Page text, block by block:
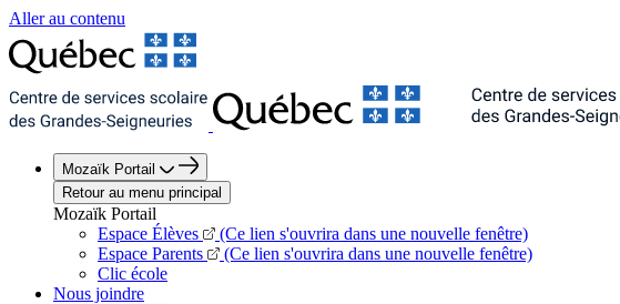
Aller au contenu
Mozaïk Portail
Retour au menu principal
Mozaïk Portail
Espace Élèves
(Ce lien s'ouvrira dans une nouvelle fenêtre)
Espace Parents
(Ce lien s'ouvrira dans une nouvelle fenêtre)
Clic école
Nous joindre